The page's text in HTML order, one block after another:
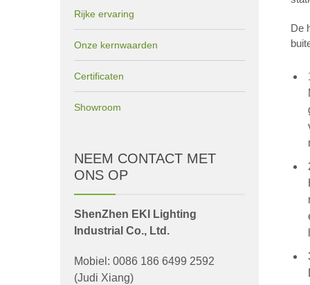
De
Rijke ervaring
Onze kernwaarden
Certificaten
Showroom
NEEM CONTACT MET
ONS OP
ShenZhen EKI Lighting
Industrial Co., Ltd.
Mobiel: 0086 186 6499 2592
(Judi Xiang)